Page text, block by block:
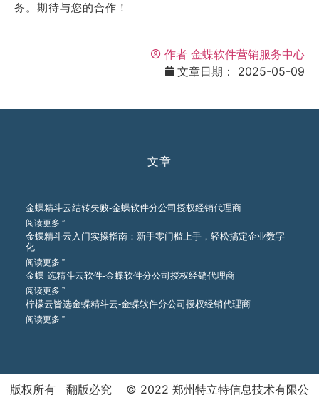
务。期待与您的合作！
作者 金蝶软件营销服务中心
文章日期：
2025-05-09
文章
金蝶精斗云结转失败-金蝶软件分公司授权经销代理商
阅读更多 ”
金蝶精斗云入门实操指南：新手零门槛上手，轻松搞定企业数字
化
阅读更多 ”
金蝶 选精斗云软件-金蝶软件分公司授权经销代理商
阅读更多 ”
柠檬云皆选金蝶精斗云-金蝶软件分公司授权经销代理商
阅读更多 ”
版权所有 翻版必究 © 2022 郑州特立特信息技术有限公